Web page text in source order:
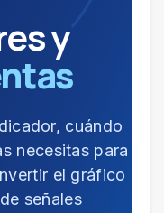
y
cuándo
necesitas para
el gráfico
señales